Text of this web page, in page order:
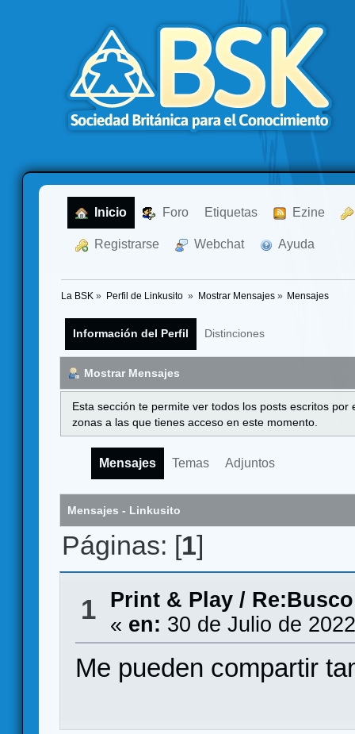
Inicio Foro Etiquetas Ezine
Registrarse Webchat Ayuda
La BSK » Perfil de Linkusito » Mostrar Mensajes» Mensajes
Información del Perfil Distinciones
Mostrar Mensajes
Esta sección te permite ver todos los posts escritos
zonas a las que tienes acceso en este momento.
Mensajes Temas Adjuntos
Mensajes - Linkusito
Páginas: [1]
1 Print & Play/
« en: 30 de Julio de
Me pueden compartir